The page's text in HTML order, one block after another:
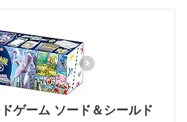
ゲーム ソード＆シールド